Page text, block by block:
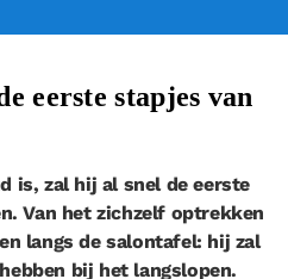
eerste stapjes van
is, zal hij al snel de eerste
Van het zichzelf optrekken
langs de salontafel: hij zal
bij het langslopen.